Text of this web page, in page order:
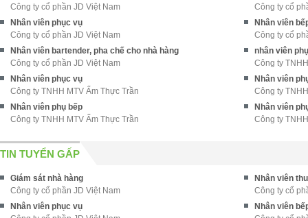
Công ty cổ phần JD Việt Nam
Công ty cổ
Nhân viên phục vụ
Công ty cổ phần JD Việt Nam
Nhân viên
Công ty cổ
Nhân viên bartender, pha chế cho nhà hàng
Công ty cổ phần JD Việt Nam
nhân viên
Công ty
Nhân viên phục vụ
Công ty TNHH MTV Ẩm Thực Trần
Nhân viên
Công ty
Nhân viên phụ bếp
Công ty TNHH MTV Ẩm Thực Trần
Nhân viên
Công ty
TIN TUYỂN GẤP
Giám sát nhà hàng
Công ty cổ phần JD Việt Nam
Nhân viên
Công ty cổ
Nhân viên phục vụ
Nhân viên